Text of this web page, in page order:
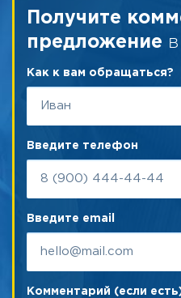
Получите
предложение
Как к вам обращаться?
Введите телефон
Введите email
Комментарий (если